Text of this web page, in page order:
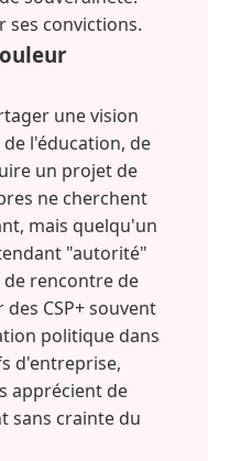
ses convictions.
une vision
l'éducation, de
un projet de
ne cherchent
mais quelqu'un
"autorité"
rencontre de
CSP+ souvent
politique dans
d'entreprise,
apprécient de
sans crainte du